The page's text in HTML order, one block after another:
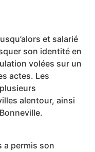
et salarié
son identité en
volées sur un
actes. Les
alentour, ainsi
a permis son